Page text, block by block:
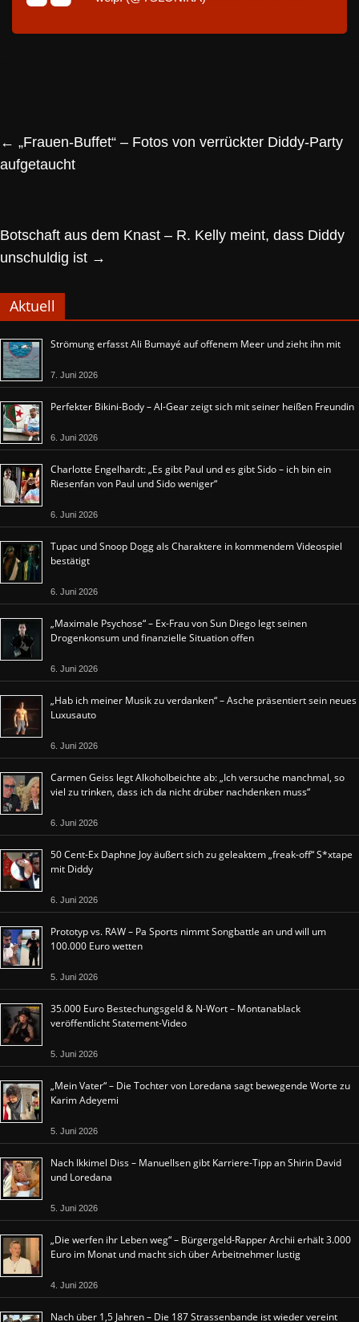
← „Frauen-Buffet“ – Fotos von verrückter Diddy-Party
aufgetaucht
Botschaft aus dem Knast – R. Kelly meint, dass Diddy
unschuldig ist →
Aktuell
Strömung erfasst Ali Bumayé auf offenem Meer und zieht ihn mit
7. Juni 2026
Perfekter Bikini-Body – Al-Gear zeigt sich mit seiner heißen Freundin
6. Juni 2026
Charlotte Engelhardt: „Es gibt Paul und es gibt Sido – ich bin ein
Riesenfan von Paul und Sido weniger“
6. Juni 2026
Tupac und Snoop Dogg als Charaktere in kommendem Videospiel
bestätigt
6. Juni 2026
„Maximale Psychose“ – Ex-Frau von Sun Diego legt seinen
Drogenkonsum und finanzielle Situation offen
6. Juni 2026
„Hab ich meiner Musik zu verdanken“ – Asche präsentiert sein neues
Luxusauto
6. Juni 2026
Carmen Geiss legt Alkoholbeichte ab: „Ich versuche manchmal, so
viel zu trinken, dass ich da nicht drüber nachdenken muss“
6. Juni 2026
50 Cent-Ex Daphne Joy äußert sich zu geleaktem „freak-off“ S*xtape
mit Diddy
6. Juni 2026
Prototyp vs. RAW – Pa Sports nimmt Songbattle an und will um
100.000 Euro wetten
5. Juni 2026
35.000 Euro Bestechungsgeld & N-Wort – Montanablack
veröffentlicht Statement-Video
5. Juni 2026
„Mein Vater“ – Die Tochter von Loredana sagt bewegende Worte zu
Karim Adeyemi
5. Juni 2026
Nach Ikkimel Diss – Manuellsen gibt Karriere-Tipp an Shirin David
und Loredana
5. Juni 2026
„Die werfen ihr Leben weg“ – Bürgergeld-Rapper Archii erhält 3.000
Euro im Monat und macht sich über Arbeitnehmer lustig
4. Juni 2026
Nach über 1,5 Jahren – Die 187 Strassenbande ist wieder vereint